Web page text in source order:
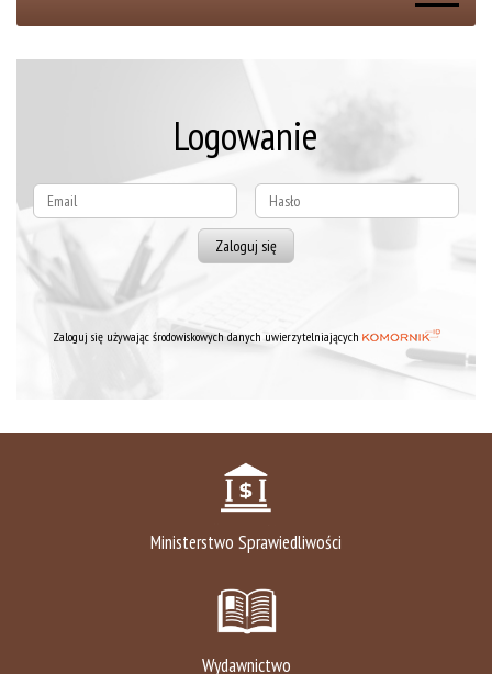
Logowanie
Zaloguj się używając środowiskowych danych uwierzytelniających
Ministerstwo Sprawiedliwości
Wydawnictwo